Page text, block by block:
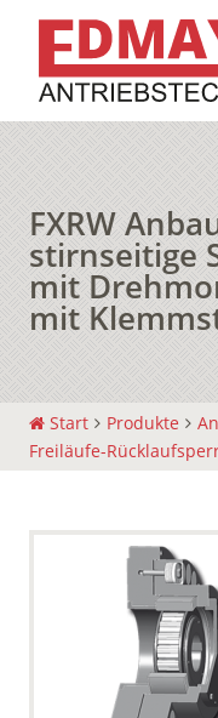
FXRW
stirnseitige
mit
mit
Start Produkte
Freiläufe-